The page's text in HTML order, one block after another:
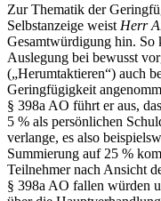
Zur Thematik der
Selbstanzeige weist Herr
Gesamtwürdigung hin. So
Auslegung bei bewusst
(„Herumtaktieren“) auch
Geringfügigkeit
§ 398a AO führt er aus,
5 % als persönlichen
verlange, es also
Summierung auf 25 %
Teilnehmer nach Ansicht
§ 398a AO fallen würden